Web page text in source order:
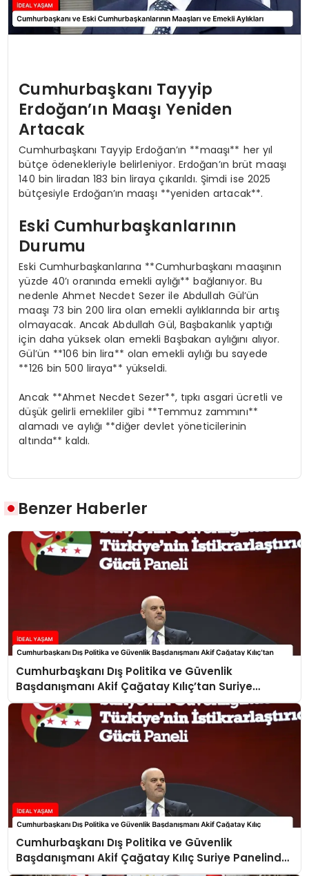
Cumhurbaşkanı Tayyip
Erdoğan’ın Maaşı Yeniden
Artacak
Cumhurbaşkanı Tayyip Erdoğan’ın **maaşı** her yıl
bütçe ödenekleriyle belirleniyor. Erdoğan’ın brüt maaşı
140 bin liradan 183 bin liraya çıkarıldı. Şimdi ise 2025
bütçesiyle Erdoğan’ın maaşı **yeniden artacak**.
Eski Cumhurbaşkanlarının
Durumu
Eski Cumhurbaşkanlarına **Cumhurbaşkanı maaşının
yüzde 40’ı oranında emekli aylığı** bağlanıyor. Bu
nedenle Ahmet Necdet Sezer ile Abdullah Gül’ün
maaşı 73 bin 200 lira olan emekli aylıklarında bir artış
olmayacak. Ancak Abdullah Gül, Başbakanlık yaptığı
için daha yüksek olan emekli Başbakan aylığını alıyor.
Gül’ün **106 bin lira** olan emekli aylığı bu sayede
**126 bin 500 liraya** yükseldi.
Ancak **Ahmet Necdet Sezer**, tıpkı asgari ücretli ve
düşük gelirli emekliler gibi **Temmuz zammını**
alamadı ve aylığı **diğer devlet yöneticilerinin
altında** kaldı.
Benzer Haberler
Cumhurbaşkanı Dış Politika ve Güvenlik
Başdanışmanı Akif Çağatay Kılıç’tan Suriye
Panelinde Önemli Açıklamalar
Cumhurbaşkanı Dış Politika ve Güvenlik
Başdanışmanı Akif Çağatay Kılıç Suriye Panelinde
Konuştu